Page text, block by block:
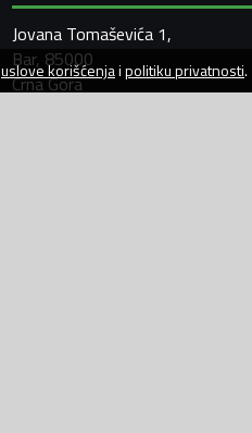
Jovana Tomaševića 1,
Bar, 85000
Crna Gora
uslove korišćenjaipolitiku privatnosti.